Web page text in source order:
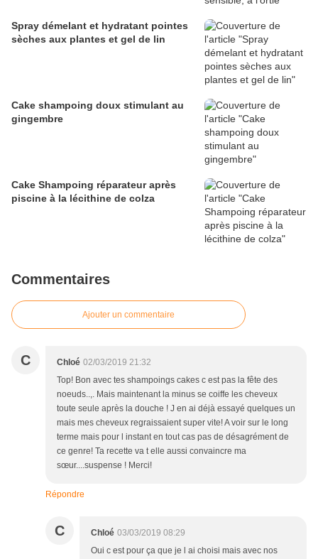
Spray démelant et hydratant pointes
sèches aux plantes et gel de lin
Cake shampoing doux stimulant au
gingembre
Cake Shampoing réparateur après
piscine à la lécithine de colza
Commentaires
Ajouter un commentaire
C Chloé 02/03/2019 21:32
Top! Bon avec tes shampoings cakes c est pas la fête des
noeuds..,. Mais maintenant la minus se coiffe les cheveux
toute seule après la douche ! J en ai déjà essayé quelques un
mais mes cheveux regraissaient super vite! A voir sur le long
terme mais pour l instant en tout cas pas de désagrément de
ce genre! Ta recette va t elle aussi convaincre ma
sœur....suspense ! Merci!
Répondre
C Chloé 03/03/2019 08:29
Oui c est pour ça que je l ai choisi mais avec nos